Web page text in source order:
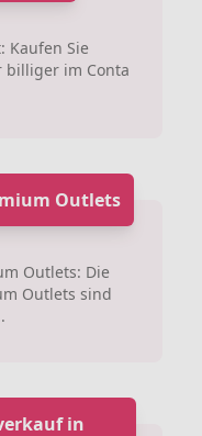
Kaufen Sie
billiger im Conta
Outlets
Outlets: Die
Outlets sind
in